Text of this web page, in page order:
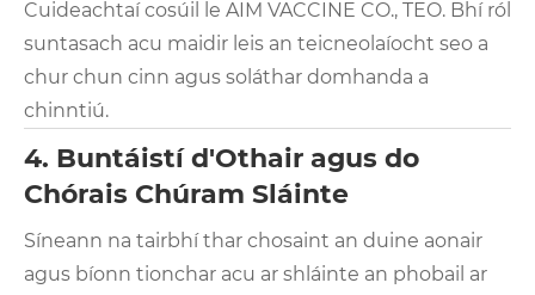
Cuideachtaí cosúil le AIM VACCINE CO., TEO. Bhí ról
suntasach acu maidir leis an teicneolaíocht seo a
chur chun cinn agus soláthar domhanda a
chinntiú.
4. Buntáistí d'Othair agus do
Chórais Chúram Sláinte
Síneann na tairbhí thar chosaint an duine aonair
agus bíonn tionchar acu ar shláinte an phobail ar